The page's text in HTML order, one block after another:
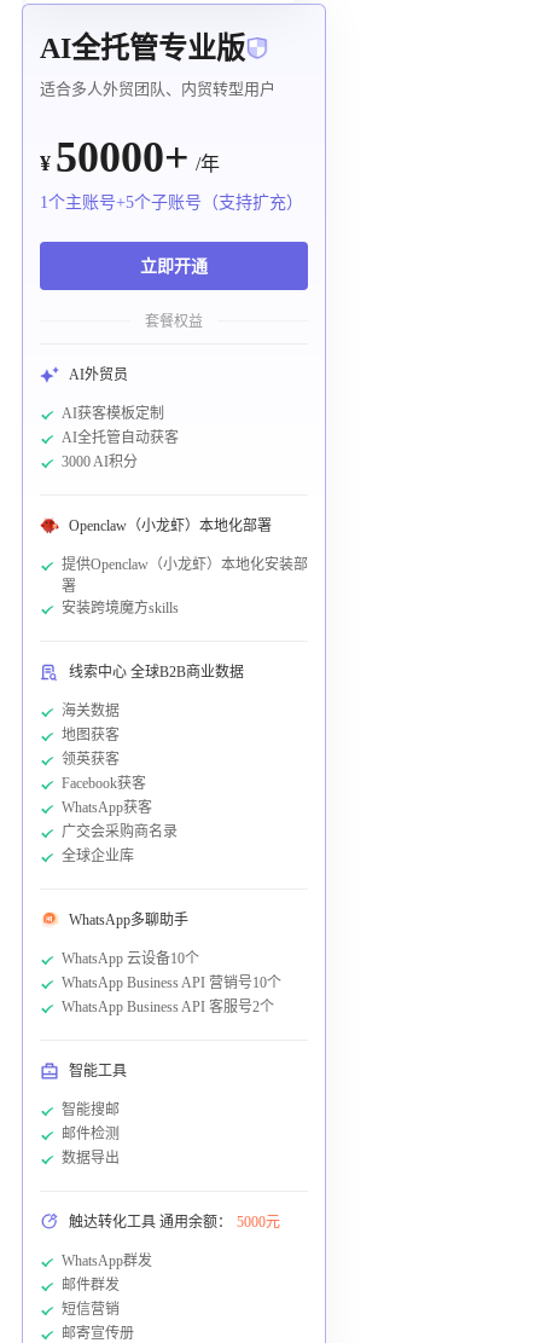
AI全托管专业版
适合多人外贸团队、内贸转型用户
¥ 50000+ /年
1个主账号+5个子账号（支持扩充）
立即开通
套餐权益
AI外贸员
AI获客模板定制
AI全托管自动获客
3000 AI积分
Openclaw（小龙虾）本地化部署
提供Openclaw（小龙虾）本地化安装部
署
安装跨境魔方skills
线索中心 全球B2B商业数据
海关数据
地图获客
领英获客
Facebook获客
WhatsApp获客
广交会采购商名录
全球企业库
WhatsApp多聊助手
WhatsApp 云设备10个
WhatsApp Business API 营销号10个
WhatsApp Business API 客服号2个
智能工具
智能搜邮
邮件检测
数据导出
触达转化工具 通用余额： 5000元
WhatsApp群发
邮件群发
短信营销
邮寄宣传册